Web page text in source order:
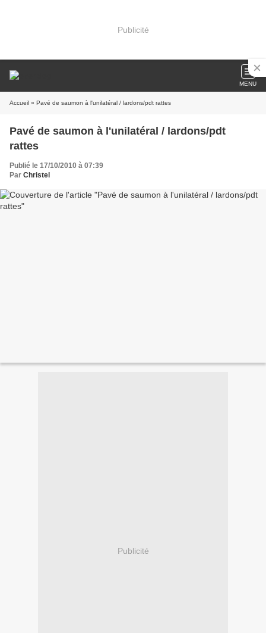
Publicité
MENU
Accueil » Pavé de saumon à l'unilatéral / lardons/pdt rattes
Pavé de saumon à l'unilatéral / lardons/pdt
rattes
Publié le 17/10/2010 à 07:39
Par Christel
Publicité